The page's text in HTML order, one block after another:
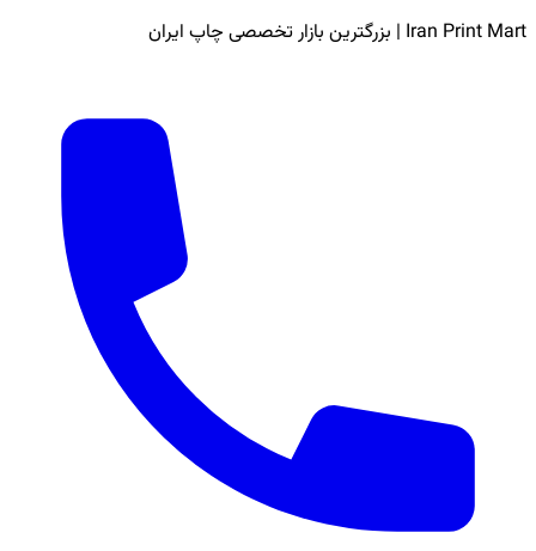
Iran Print Mart | بزرگترین بازار تخصصی چاپ ایران